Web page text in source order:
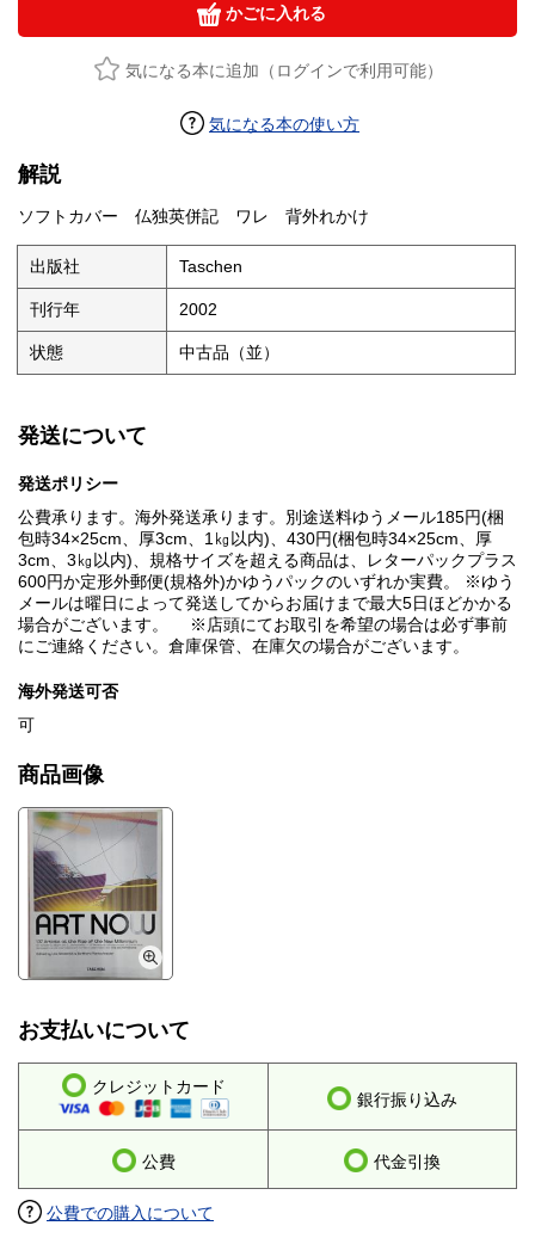
かごに入れる
気になる本に追加（ログインで利用可能）
気になる本の使い方
解説
ソフトカバー 仏独英併記 ワレ 背外れかけ
出版社 Taschen
刊行年 2002
状態 中古品（並）
発送について
発送ポリシー
公費承ります。海外発送承ります。別途送料ゆうメール185円(梱
包時34×25cm、厚3cm、1㎏以内)、430円(梱包時34×25cm、厚
3cm、3㎏以内)、規格サイズを超える商品は、レターパックプラス
600円か定形外郵便(規格外)かゆうパックのいずれか実費。 ※ゆう
メールは曜日によって発送してからお届けまで最大5日ほどかかる
場合がございます。 ※店頭にてお取引を希望の場合は必ず事前
にご連絡ください。倉庫保管、在庫欠の場合がございます。
海外発送可否
可
商品画像
お支払いについて
クレジットカード
銀行振り込み
公費 代金引換
公費での購入について